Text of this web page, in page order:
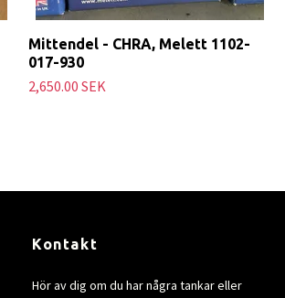
Mittendel - CHRA, Melett 1102-
017-930
2,650.00 SEK
Kontakt
Hör av dig om du har några tankar eller